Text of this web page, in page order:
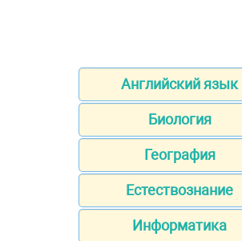
Английский язык
Биология
География
Естествознание
Информатика